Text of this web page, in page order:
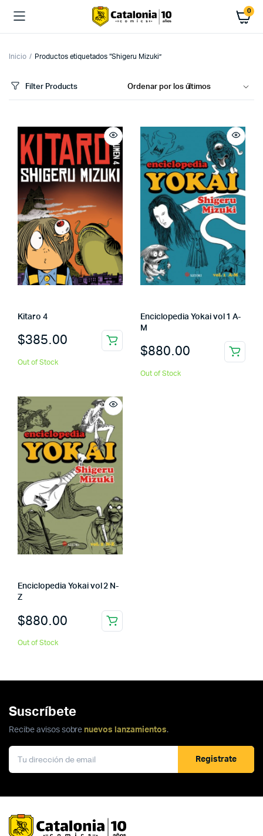
0
Inicio Productos etiquetados “Shigeru Mizuki”
Filter Products
Kitaro 4
$385.00
Out of Stock
Enciclopedia Yokai vol 1 A-
M
$880.00
Out of Stock
Enciclopedia Yokai vol 2 N-
Z
$880.00
Out of Stock
Suscríbete
Recibe avisos sobre nuevos lanzamientos.
Registrate